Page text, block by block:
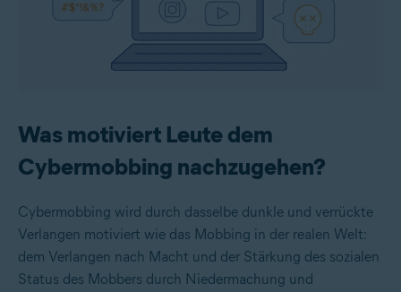
Was motiviert Leute dem
Cybermobbing nachzugehen?
Cybermobbing wird durch dasselbe dunkle und verrückte
Verlangen motiviert wie das Mobbing in der realen Welt:
dem Verlangen nach Macht und der Stärkung des sozialen
Status des Mobbers durch Niedermachung und